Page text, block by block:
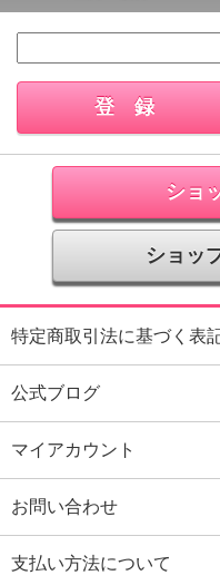
ショ
ショッ
特定商取引法に基づく表
公式ブログ
マイアカウント
お問い合わせ
支払い方法について